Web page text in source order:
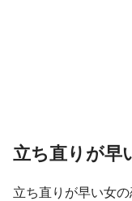
立ち直りが早
立ち直りが早い女